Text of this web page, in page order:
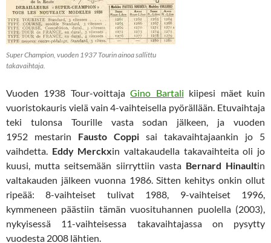
Super Champion, vuoden 1937 Tourin ainoa sallittu
takavaihtaja.
Vuoden 1938 Tour-voittajaGino Bartali kiipesi mäet kuin
vuoristokauris vielä vain 4-vaihteisella pyörällään. Etuvaihtaja
teki tulonsa Tourille vasta sodan jälkeen, ja vuoden
1952 mestarin Fausto Coppi sai takavaihtajaankin jo 5
vaihdetta. Eddy Merckxin valtakaudella takavaihteita oli jo
kuusi, mutta seitsemään siirryttiin vasta Bernard Hinaultin
valtakauden jälkeen vuonna 1986. Sitten kehitys onkin ollut
ripeää: 8-vaihteiset tulivat 1988, 9-vaihteiset 1996,
kymmeneen päästiin tämän vuosituhannen puolella (2003),
nykyisessä 11-vaihteisessa takavaihtajassa on pysytty
vuodesta 2008 lähtien.